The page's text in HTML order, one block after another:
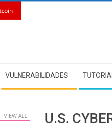
VULNERABILIDADES
U.S.
VIEW ALL